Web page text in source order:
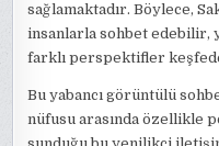
sağlamaktadır. Böylece,
insanlarla sohbet edebilir,
farklı perspektifler
Bu yabancı görüntülü
nüfusu arasında özellikle